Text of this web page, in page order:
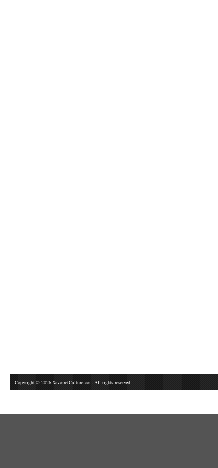
Copyright © 2026 SavoiretCulture.com All rights reserved